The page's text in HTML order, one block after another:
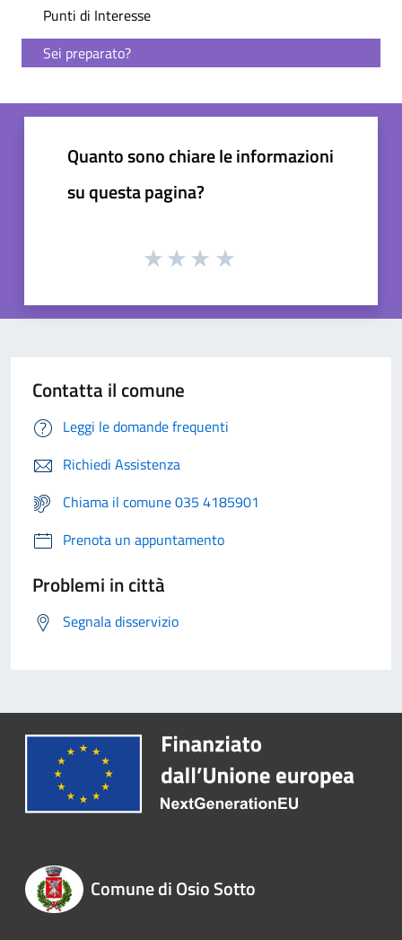
Punti di Interesse
Sei preparato?
Quanto sono chiare le informazioni
su questa pagina?
Contatta il comune
Leggi le domande frequenti
Richiedi Assistenza
Chiama il comune 035 4185901
Prenota un appuntamento
Problemi in città
Segnala disservizio
Comune di Osio Sotto